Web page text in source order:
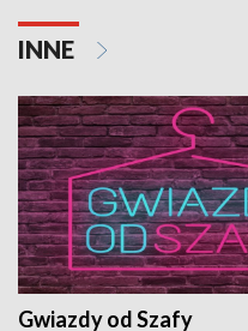
INNE
Gwiazdy od Szafy